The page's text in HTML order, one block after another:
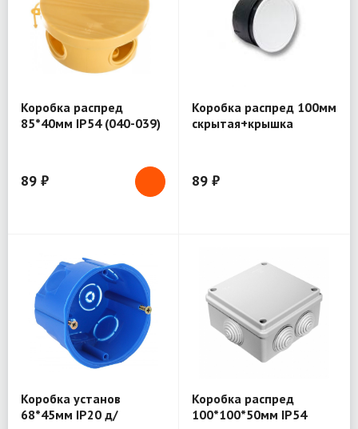
Коробка распред
85*40мм IP54 (040-039)
89 ₽
Коробка распред 100мм
скрытая+крышка
89 ₽
Коробка установ
68*45мм IP20 д/
Коробка распред
100*100*50мм IP54